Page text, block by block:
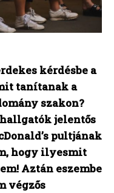
kérdésbe a
tanítanak a
szakon?
jelentős
pultjának
hogy ilyesmit
Aztán eszembe
végzős